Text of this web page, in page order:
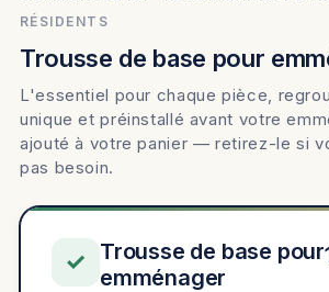
RÉSIDENTS
Trousse de base pour
L'essentiel pour chaque pièce,
unique et préinstallé avant votre
ajouté à votre panier — retirez-le si
pas besoin.
✓
Trousse de base pour
emménager